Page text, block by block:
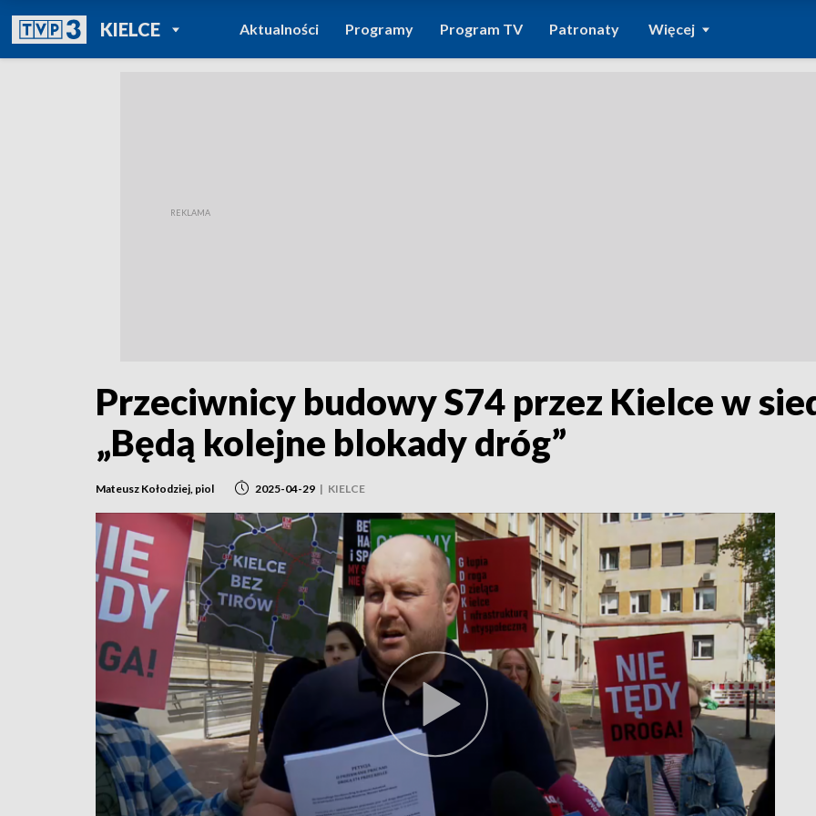
KIELCEPOWRÓT DO
TVP REGIONY
Aktualności Programy Program TV Patronaty Więcej
Przeciwnicy budowy S74 przez Kielce w
„Będą kolejne blokady dróg”
Mateusz Kołodziej, piol 2025-04-29 | KIELCE